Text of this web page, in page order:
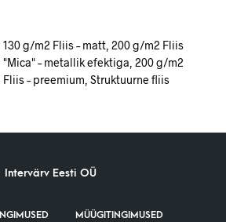
130 g/m2 Fliis – matt, 200 g/m2 Fliis
"Mica" – metallik efektiga, 200 g/m2
Fliis – preemium, Struktuurne fliis
Intervärv Eesti OÜ
MÜÜGITINGIMUSED